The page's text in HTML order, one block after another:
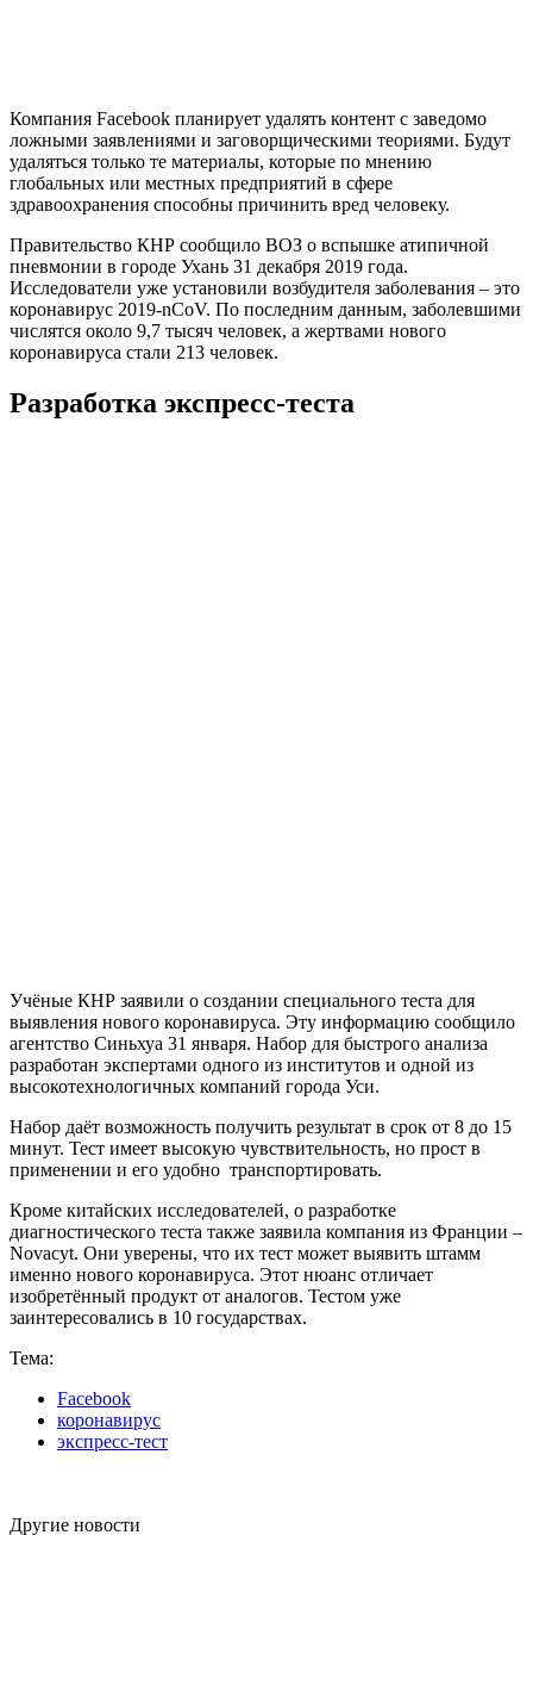
Компания Facebook планирует удалять контент с заведомо
ложными заявлениями и заговорщическими теориями. Будут
удаляться только те материалы, которые по мнению
глобальных или местных предприятий в сфере
здравоохранения способны причинить вред человеку.
Правительство КНР сообщило ВОЗ о вспышке атипичной
пневмонии в городе Ухань 31 декабря 2019 года.
Исследователи уже установили возбудителя заболевания – это
коронавирус 2019-nCoV. По последним данным, заболевшими
числятся около 9,7 тысяч человек, а жертвами нового
коронавируса стали 213 человек.
Разработка экспресс-теста
Учёные КНР заявили о создании специального теста для
выявления нового коронавируса. Эту информацию сообщило
агентство Синьхуа 31 января. Набор для быстрого анализа
разработан экспертами одного из институтов и одной из
высокотехнологичных компаний города Уси.
Набор даёт возможность получить результат в срок от 8 до 15
минут. Тест имеет высокую чувствительность, но прост в
применении и его удобно транспортировать.
Кроме китайских исследователей, о разработке
диагностического теста также заявила компания из Франции –
Novacyt. Они уверены, что их тест может выявить штамм
именно нового коронавируса. Этот нюанс отличает
изобретённый продукт от аналогов. Тестом уже
заинтересовались в 10 государствах.
Тема:
Facebook
коронавирус
экспресс-тест
Другие новости